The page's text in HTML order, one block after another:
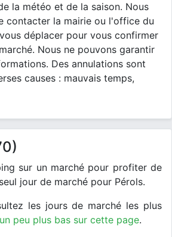
la météo et de la saison. Nous
contacter la mairie ou l'office du
déplacer pour vous confirmer
Nous ne pouvons garantir
Des annulations sont
causes : mauvais temps,
sur un marché pour profiter de
jour de marché pour Pérols.
les jours de marché les plus
un peu plus bas sur cette page.